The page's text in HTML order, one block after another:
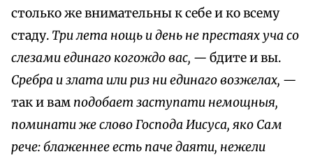
столько же внимательны к себе и ко всему
стаду. Три лета нощь и день не престаях уча со
слезами единаго когождо вас, — бдите и вы.
Сребра и злата или риз ни единаго возжелах, —
так и вам подобает заступати немощныя,
поминати же слово Господа Иисуса, яко Сам
рече: блаженнее есть паче даяти, нежели